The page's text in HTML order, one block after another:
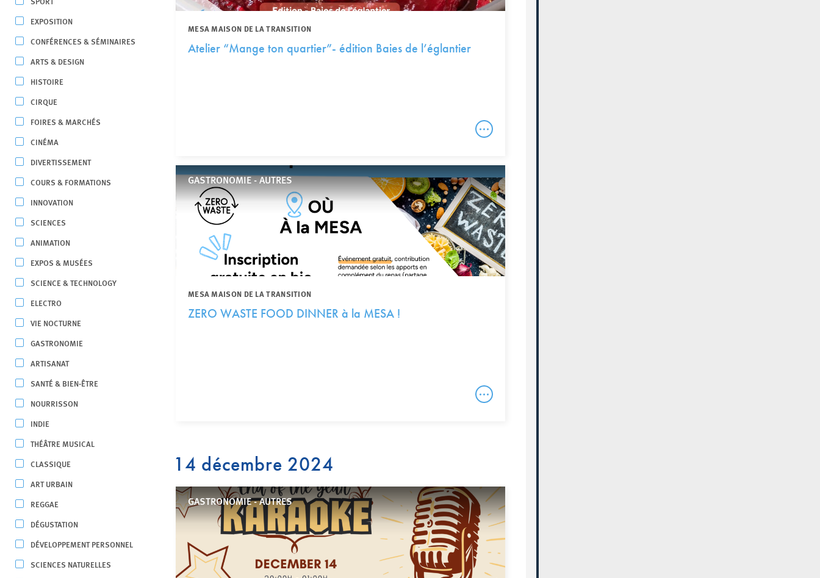
EXPOSITION
CONFÉRENCES & SÉMINAIRES
ARTS & DESIGN
HISTOIRE
CIRQUE
FOIRES & MARCHÉS
CINÉMA
DIVERTISSEMENT
COURS & FORMATIONS
INNOVATION
SCIENCES
ANIMATION
EXPOS & MUSÉES
SCIENCE & TECHNOLOGY
ELECTRO
VIE NOCTURNE
GASTRONOMIE
ARTISANAT
SANTÉ & BIEN-ÊTRE
NOURRISSON
INDIE
THÉÂTRE MUSICAL
CLASSIQUE
ART URBAIN
REGGAE
DÉGUSTATION
DÉVELOPPEMENT PERSONNEL
SCIENCES NATURELLES
MESA MAISON DE LA TRANSITION
Atelier “Mange ton quartier”- édition Baies de l’églantier
GASTRONOMIE - AUTRES
MESA MAISON DE LA TRANSITION
ZERO WASTE FOOD DINNER à la MESA !
14 décembre 2024
GASTRONOMIE - AUTRES